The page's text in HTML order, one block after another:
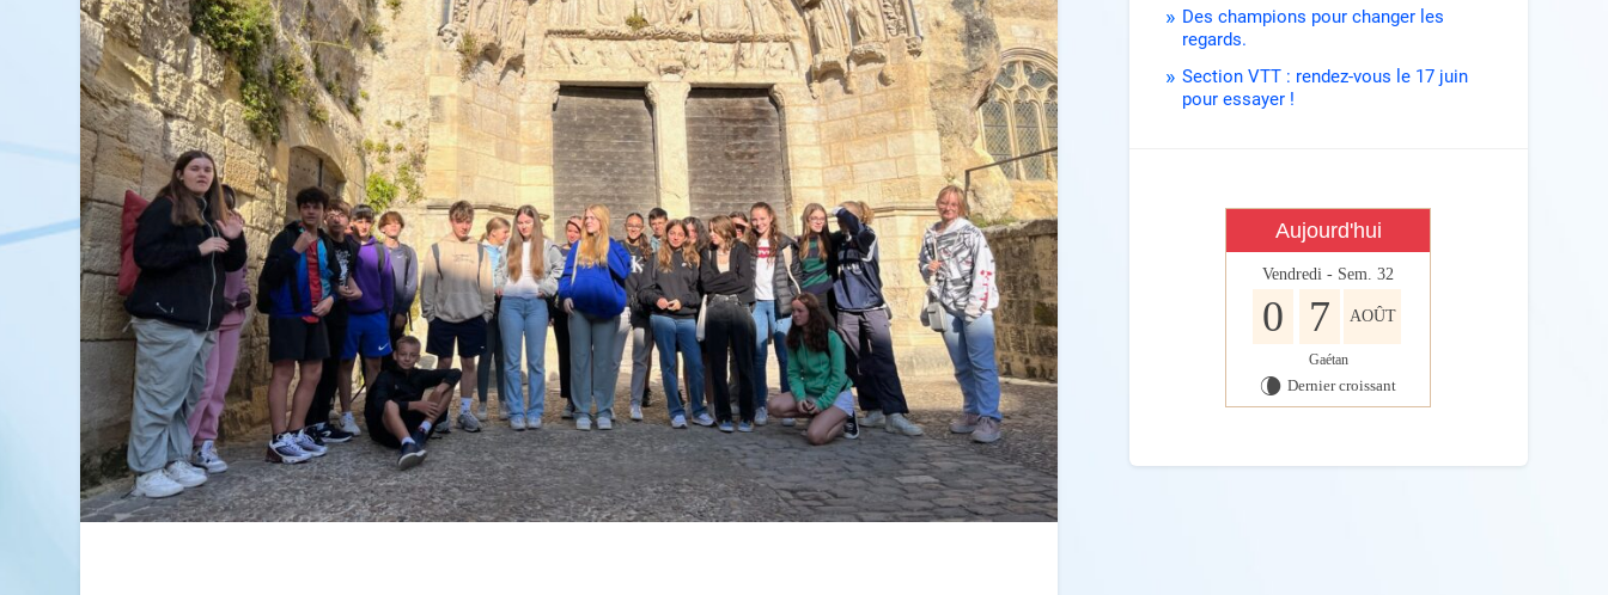
Des champions pour changer les
regards.
Section VTT : rendez-vous le 17 juin
pour essayer !
Aujourd'hui
Vendredi - Sem. 32
0 7 AOÛT
Gaétan
V Dernier croissant